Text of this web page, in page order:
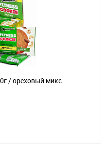
/ ореховый микс